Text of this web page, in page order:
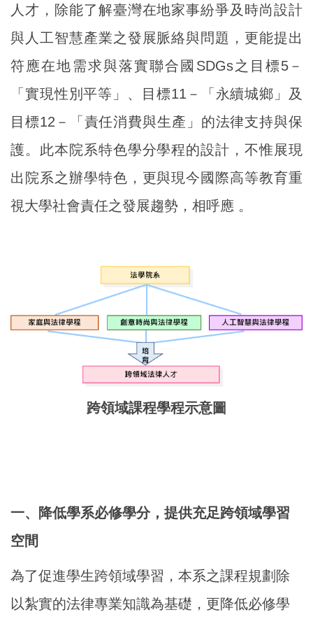
人才，除能了解臺灣在地家事紛爭及時尚設計
與人工智慧產業之發展脈絡與問題，更能提出
符應在地需求與落實聯合國SDGs之目標5－
「實現性別平等」、目標11－「永續城鄉」及
目標12－「責任消費與生產」的法律支持與保
護。此本院系特色學分學程的設計，不惟展現
出院系之辦學特色，更與現今國際高等教育重
視大學社會責任之發展趨勢，相呼應 。
跨領域課程學程示意圖
一、降低學系必修學分，提供充足跨領域學習
空間
為了促進學生跨領域學習，本系之課程規劃除
以紮實的法律專業知識為基礎，更降低必修學